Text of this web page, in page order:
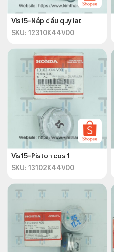
Vis15-Nắp đầu quy lat
SKU: 12310K44V00
Vis15-Piston cos 1
SKU: 13102K44V00